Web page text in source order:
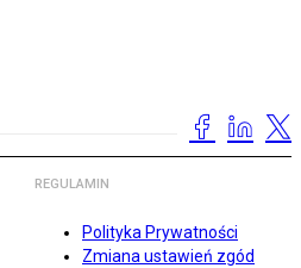
REGULAMIN
Polityka Prywatności
Zmiana ustawień zgód